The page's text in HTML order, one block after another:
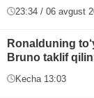
23:34 / 06 avgust
Ronalduning
Bruno taklif
Kecha 13:03